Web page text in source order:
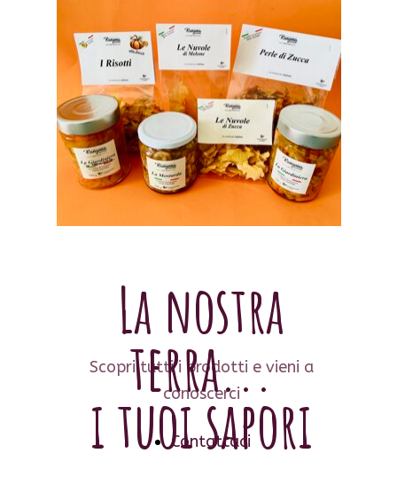
La nostra
terra...
i tuoi sapori
Scopri tutti i prodotti e vieni a
conoscerci
Contattaci